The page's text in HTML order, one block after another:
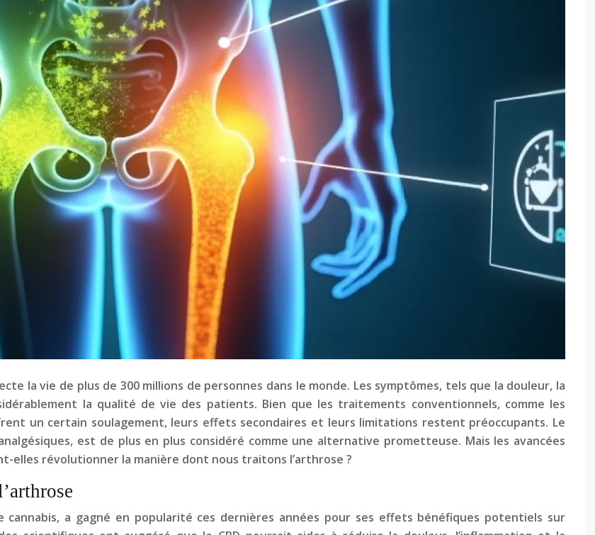
la vie de plus de 300 millions de personnes dans le monde. Les symptômes, tels que la douleur, la
la qualité de vie des patients. Bien que les traitements conventionnels, comme les
un certain soulagement, leurs effets secondaires et leurs limitations restent préoccupants. Le
est de plus en plus considéré comme une alternative prometteuse. Mais les avancées
elles révolutionner la manière dont nous traitons l’arthrose ?
cannabis, a gagné en popularité ces dernières années pour ses effets bénéfiques potentiels sur